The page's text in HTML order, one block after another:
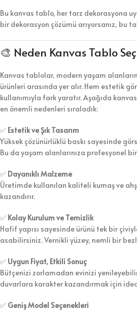
Bu kanvas tablo, her tarz dekorasyona
bir dekorasyon çözümü arıyorsanız, bu
🎨 Neden Kanvas Tablo
Kanvas tablolar, modern yaşam
ürünleri arasında yer alır. Hem estetik
kullanımıyla fark yaratır. Aşağıda
en önemli nedenleri sıraladık:
✅ Estetik ve Şık Tasarım
Yüksek çözünürlüklü baskı sayesinde
Bu da yaşam alanlarınıza profesyonel
✅ Dayanıklı Malzeme
Üretimde kullanılan kaliteli kumaş ve
kazandırır.
✅ Kolay Kurulum ve Temizlik
Hafif yapısı sayesinde ürünü tek bir
asabilirsiniz. Vernikli yüzey, nemli bir
✅ Uygun Fiyat, Etkili Sonuç
Bütçenizi zorlamadan evinizi
duvarlara karakter kazandırmak için
✅ Geniş Model Seçenekleri